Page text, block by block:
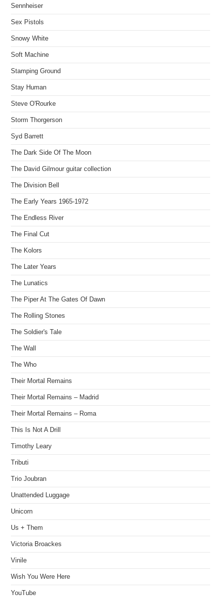
Sennheiser
Sex Pistols
Snowy White
Soft Machine
Stamping Ground
Stay Human
Steve O'Rourke
Storm Thorgerson
Syd Barrett
The Dark Side Of The Moon
The David Gilmour guitar collection
The Division Bell
The Early Years 1965-1972
The Endless River
The Final Cut
The Kolors
The Later Years
The Lunatics
The Piper At The Gates Of Dawn
The Rolling Stones
The Soldier's Tale
The Wall
The Who
Their Mortal Remains
Their Mortal Remains – Madrid
Their Mortal Remains – Roma
This Is Not A Drill
Timothy Leary
Tributi
Trio Joubran
Unattended Luggage
Unicorn
Us + Them
Victoria Broackes
Vinile
Wish You Were Here
YouTube